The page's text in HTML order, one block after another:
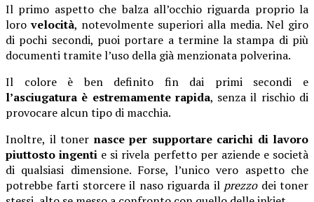
Il primo aspetto che balza all’occhio riguarda proprio la
lorovelocità, notevolmente superiori alla media. Nel giro
di pochi secondi, puoi portare a termine la stampa di più
documenti tramite l’uso della già menzionata polverina.
Il colore è ben definito fin dai primi secondi e
l’asciugatura è estremamente rapida, senza il rischio di
provocare alcun tipo di macchia.
Inoltre, il toner nasce per supportare carichi di lavoro
piuttosto ingenti e si rivela perfetto per aziende e società
di qualsiasi dimensione. Forse, l’unico vero aspetto che
potrebbe farti storcere il naso riguarda il prezzodei toner